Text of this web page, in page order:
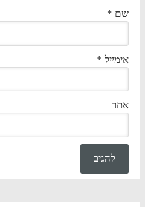
שם *
אימייל *
אתר